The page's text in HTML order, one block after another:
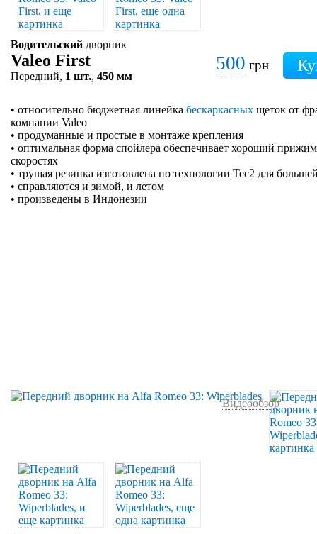
Водительский дворник
Valeo First
Передний, 1 шт., 450 мм
500 грн
• относительно бюджетная линейка бескаркасных щеток от
компании Valeo
• продуманные и простые в монтаже крепления
• оптимальная форма спойлера обеспечивает хороший прижим
скоростях
• трущая резинка изготовлена по технологии Tec2 для
• справляются и зимой, и летом
• произведены в Индонезии
Видеообзор